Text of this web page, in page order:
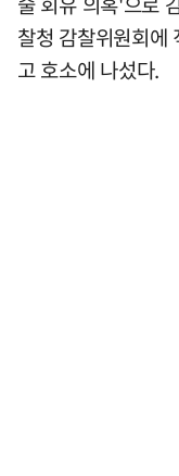
찰청 감찰위원회에
고 호소에 나섰다.